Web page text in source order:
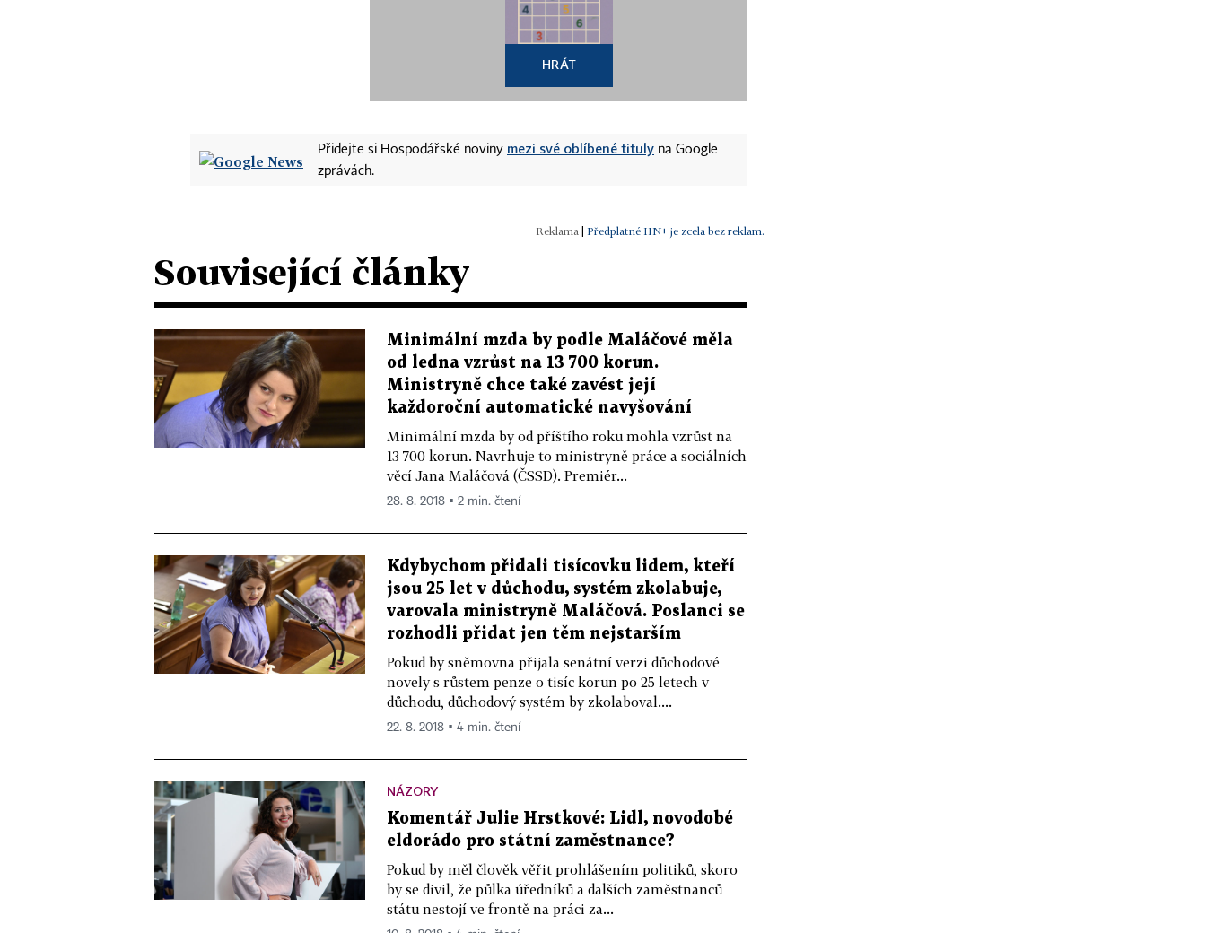
HRÁT
Přidejte si Hospodářské noviny mezi své oblíbené tituly na Google
zprávách.
| Předplatné HN+ je zcela bez reklam.
Související články
Minimální mzda by podle Maláčové měla
od ledna vzrůst na 13 700 korun.
Ministryně chce také zavést její
každoroční automatické navyšování
Minimální mzda by od příštího roku mohla vzrůst na
13 700 korun. Navrhuje to ministryně práce a sociálních
věcí Jana Maláčová (ČSSD). Premiér...
28. 8. 2018 ▪ 2 min. čtení
Kdybychom přidali tisícovku lidem, kteří
jsou 25 let v důchodu, systém zkolabuje,
varovala ministryně Maláčová. Poslanci se
rozhodli přidat jen těm nejstarším
Pokud by sněmovna přijala senátní verzi důchodové
novely s růstem penze o tisíc korun po 25 letech v
důchodu, důchodový systém by zkolaboval....
22. 8. 2018 ▪ 4 min. čtení
NÁZORY
Komentář Julie Hrstkové: Lidl, novodobé
eldorádo pro státní zaměstnance?
Pokud by měl člověk věřit prohlášením politiků, skoro
by se divil, že půlka úředníků a dalších zaměstnanců
státu nestojí ve frontě na práci za...